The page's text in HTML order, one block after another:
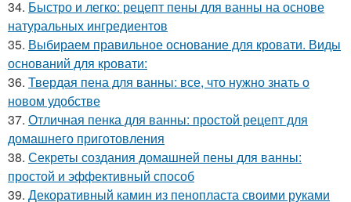
34. Быстро и легко: рецепт пены для ванны на основе
натуральных ингредиентов
35. Выбираем правильное основание для кровати. Виды
оснований для кровати:
36. Твердая пена для ванны: все, что нужно знать о
новом удобстве
37. Отличная пенка для ванны: простой рецепт для
домашнего приготовления
38. Секреты создания домашней пены для ванны:
простой и эффективный способ
39. Декоративный камин из пенопласта своими руками